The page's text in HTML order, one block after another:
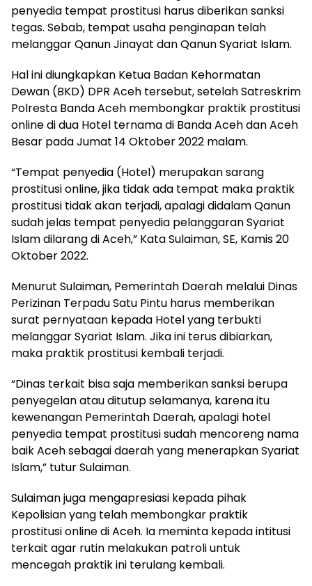
penyedia tempat prostitusi harus diberikan sanksi
tegas. Sebab, tempat usaha penginapan telah
melanggar Qanun Jinayat dan Qanun Syariat Islam.
Hal ini diungkapkan Ketua Badan Kehormatan
Dewan (BKD) DPR Aceh tersebut, setelah Satreskrim
Polresta Banda Aceh membongkar praktik prostitusi
online di dua Hotel ternama di Banda Aceh dan Aceh
Besar pada Jumat 14 Oktober 2022 malam.
“Tempat penyedia (Hotel) merupakan sarang
prostitusi online, jika tidak ada tempat maka praktik
prostitusi tidak akan terjadi, apalagi didalam Qanun
sudah jelas tempat penyedia pelanggaran Syariat
Islam dilarang di Aceh,” Kata Sulaiman, SE, Kamis 20
Oktober 2022.
Menurut Sulaiman, Pemerintah Daerah melalui Dinas
Perizinan Terpadu Satu Pintu harus memberikan
surat pernyataan kepada Hotel yang terbukti
melanggar Syariat Islam. Jika ini terus dibiarkan,
maka praktik prostitusi kembali terjadi.
“Dinas terkait bisa saja memberikan sanksi berupa
penyegelan atau ditutup selamanya, karena itu
kewenangan Pemerintah Daerah, apalagi hotel
penyedia tempat prostitusi sudah mencoreng nama
baik Aceh sebagai daerah yang menerapkan Syariat
Islam,” tutur Sulaiman.
Sulaiman juga mengapresiasi kepada pihak
Kepolisian yang telah membongkar praktik
prostitusi online di Aceh. Ia meminta kepada intitusi
terkait agar rutin melakukan patroli untuk
mencegah praktik ini terulang kembali.